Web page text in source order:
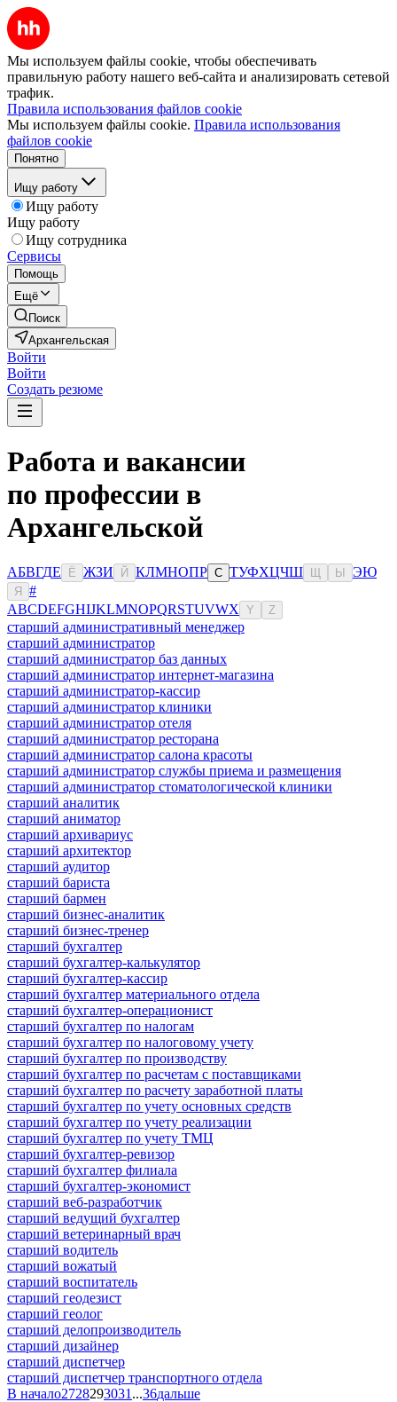
Мы используем файлы cookie, чтобы обеспечивать
правильную работу нашего веб-сайта и анализировать сетевой
трафик.
Правила использования файлов cookie
Мы используем файлы cookie. Правила использования
файлов cookie
Понятно
Ищу работу
Ищу работу
Ищу работу
Ищу сотрудника
Сервисы
Помощь
Ещё
Поиск
Архангельская
Войти
Войти
Создать резюме
Работа и вакансии
по профессии в
Архангельской
АБВГДЕ Ё ЖЗИ Й КЛМНОПР С ТУФХЦЧШ Ы ЭЮ
Я
#
ABCDEFGHIJKLMNOPQRSTUVWX Y Z
старший административный менеджер
старший администратор
старший администратор баз данных
старший администратор интернет-магазина
старший администратор-кассир
старший администратор клиники
старший администратор отеля
старший администратор ресторана
старший администратор салона красоты
старший администратор службы приема и размещения
старший администратор стоматологической клиники
старший аналитик
старший аниматор
старший архивариус
старший архитектор
старший аудитор
старший бариста
старший бармен
старший бизнес-аналитик
старший бизнес-тренер
старший бухгалтер
старший бухгалтер-калькулятор
старший бухгалтер-кассир
старший бухгалтер материального отдела
старший бухгалтер-операционист
старший бухгалтер по налогам
старший бухгалтер по налоговому учету
старший бухгалтер по производству
старший бухгалтер по расчетам с поставщиками
старший бухгалтер по расчету заработной платы
старший бухгалтер по учету основных средств
старший бухгалтер по учету реализации
старший бухгалтер по учету ТМЦ
старший бухгалтер-ревизор
старший бухгалтер филиала
старший бухгалтер-экономист
старший веб-разработчик
старший ведущий бухгалтер
старший ветеринарный врач
старший водитель
старший вожатый
старший воспитатель
старший геодезист
старший геолог
старший делопроизводитель
старший дизайнер
старший диспетчер
старший диспетчер транспортного отдела
В начало2728293031 ...36дальше